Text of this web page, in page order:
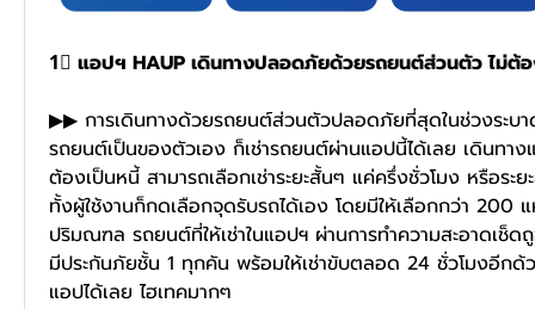
1⃣ แอปฯ HAUP เดินทางปลอดภัยด้วยรถยนต์ส่วนตัว ไม่ต้
▶▶ การเดินทางด้วยรถยนต์ส่วนตัวปลอดภัยที่สุดในช่วงระบา
รถยนต์เป็นของตัวเอง ก็เช่ารถยนต์ผ่านแอปนี้ได้เลย เดินทา
ต้องเป็นหนี้ สามารถเลือกเช่าระยะสั้นๆ แค่ครึ่งชั่วโมง หรือระ
ทั้งผู้ใช้งานก็กดเลือกจุดรับรถได้เอง โดยมีให้เลือกกว่า 200
ปริมณฑล รถยนต์ที่ให้เช่าในแอปฯ ผ่านการทำความสะอาดเช็ดถู
มีประกันภัยชั้น 1 ทุกคัน พร้อมให้เช่าขับตลอด 24 ชั่วโมงอีกด้
แอปได้เลย ไฮเทคมากๆ